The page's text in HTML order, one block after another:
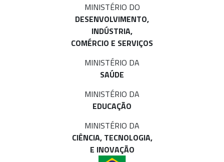
MINISTÉRIO DO
DESENVOLVIMENTO,
INDÚSTRIA,
COMÉRCIO E SERVIÇOS
MINISTÉRIO DA
SAÚDE
MINISTÉRIO DA
EDUCAÇÃO
MINISTÉRIO DA
CIÊNCIA, TECNOLOGIA,
E INOVAÇÃO